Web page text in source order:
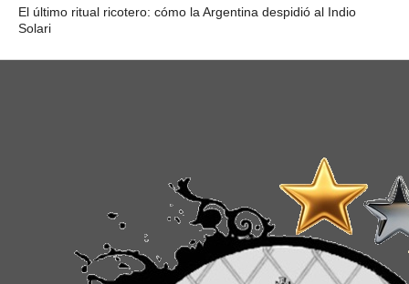
El último ritual ricotero: cómo la Argentina despidió al Indio
Solari